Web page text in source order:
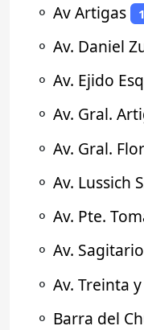
⚬ Av Artigas 1
⚬ Av. Daniel
⚬ Av. Ejido Esq
⚬ Av. Gral.
⚬ Av. Gral.
⚬ Av. Lussich
⚬ Av. Pte.
⚬ Av. Sagitario
⚬ Av. Treinta
⚬ Barra del